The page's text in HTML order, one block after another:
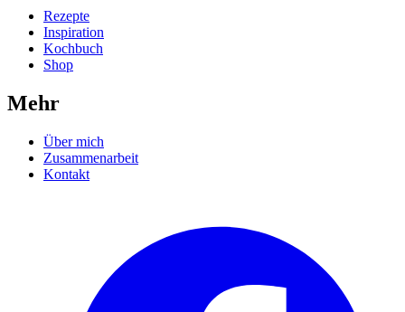
Rezepte
Inspiration
Kochbuch
Shop
Mehr
Über mich
Zusammenarbeit
Kontakt